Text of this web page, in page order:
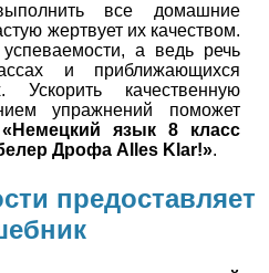
все домашние
жертвует их качеством.
а ведь речь
и приближающихся
Ускорить качественную
упражнений поможет
«Немецкий язык 8 класс
Дрофа Alles Klar!».
предоставляет